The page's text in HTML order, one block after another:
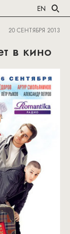
EN
20 СЕНТЯБРЯ 2013
в кино